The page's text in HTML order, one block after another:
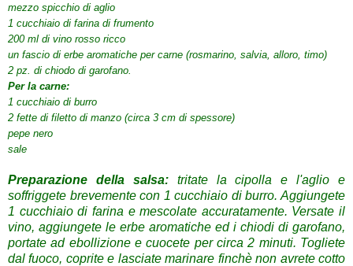
mezzo spicchio di aglio
1 cucchiaio di farina di frumento
200 ml di vino rosso ricco
un fascio di erbe aromatiche per carne (rosmarino, salvia, alloro, timo)
2 pz. di chiodo di garofano.
Per la carne:
1 cucchiaio di burro
2 fette di filetto di manzo (circa 3 cm di spessore)
pepe nero
sale
Preparazione della salsa:tritate la cipolla e l'aglio e
soffriggete brevemente con 1 cucchiaio di burro. Aggiungete
1 cucchiaio di farina e mescolate accuratamente. Versate il
vino, aggiungete le erbe aromatiche ed i chiodi di garofano,
portate ad ebollizione e cuocete per circa 2 minuti. Togliete
dal fuoco, coprite e lasciate marinare finchè non avrete cotto